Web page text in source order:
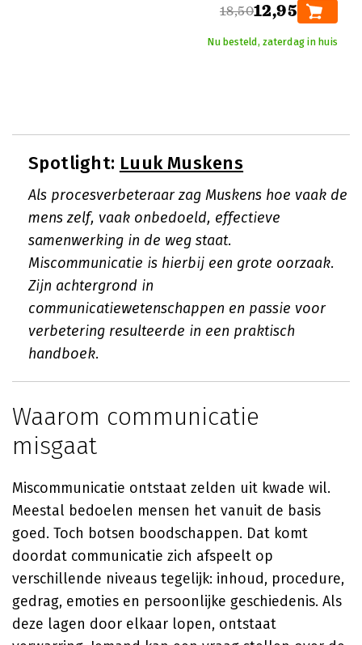
18,5012,95
Nu besteld, zaterdag in huis
Spotlight: Luuk Muskens
Als procesverbeteraar zag Muskens hoe vaak de
mens zelf, vaak onbedoeld, effectieve
samenwerking in de weg staat.
Miscommunicatie is hierbij een grote oorzaak.
Zijn achtergrond in
communicatiewetenschappen en passie voor
verbetering resulteerde in een praktisch
handboek.
Waarom communicatie
misgaat
Miscommunicatie ontstaat zelden uit kwade wil.
Meestal bedoelen mensen het vanuit de basis
goed. Toch botsen boodschappen. Dat komt
doordat communicatie zich afspeelt op
verschillende niveaus tegelijk: inhoud, procedure,
gedrag, emoties en persoonlijke geschiedenis. Als
deze lagen door elkaar lopen, ontstaat